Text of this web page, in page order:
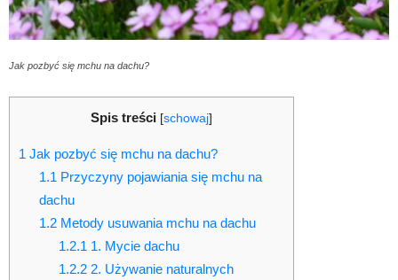
Jak pozbyć się mchu na dachu?
Spis treści [schowaj]
1 Jak pozbyć się mchu na dachu?
1.1 Przyczyny pojawiania się mchu na
dachu
1.2Metody usuwania mchu na dachu
1.2.1 1. Mycie dachu
1.2.2 2. Używanie naturalnych